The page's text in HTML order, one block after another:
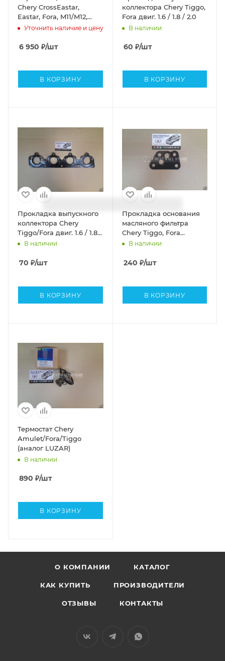
Chery CrossEastar,
Eastar, Fora, M11/M12,
Tiggo, Tiggo FL (1.6 / 1.8 /
Уточнить наличие и цену
6 950 ₽/шт
В КОРЗИНУ
коллектора Chery Tiggo,
Fora двиг. 1.6 / 1.8 / 2.0
В наличии
60 ₽/шт
В КОРЗИНУ
Прокладка выпускного
коллектора Chery
Tiggo/Fora двиг. 1.6 / 1.8 /
2.0В наличии
70 ₽/шт
В КОРЗИНУ
Прокладка основания
масляного фильтра
Chery Tiggo, Fora
(металл)
В наличии
240 ₽/шт
В КОРЗИНУ
Термостат Chery
Amulet/Fora/Tiggo
(аналог LUZAR)
В наличии
890 ₽/шт
В КОРЗИНУ
О КОМПАНИИ КАТАЛОГ
КАК КУПИТЬ ПРОИЗВОДИТЕЛИ
ОТЗЫВЫ КОНТАКТЫ